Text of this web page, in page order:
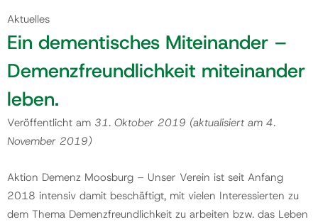
Aktuelles
Ein dementisches Miteinander –
Demenzfreundlichkeit miteinander
leben.
Veröffentlicht am 31. Oktober 2019 (aktualisiert am 4.
November 2019)
Aktion Demenz Moosburg – Unser Verein ist seit Anfang
2018 intensiv damit beschäftigt, mit vielen Interessierten zu
dem Thema Demenzfreundlichkeit zu arbeiten bzw. das Leben